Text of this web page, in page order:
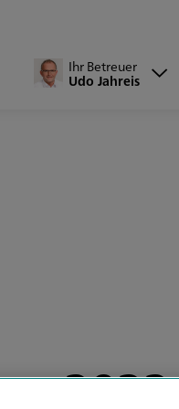
Ihr Betreuer
Udo Jahreis